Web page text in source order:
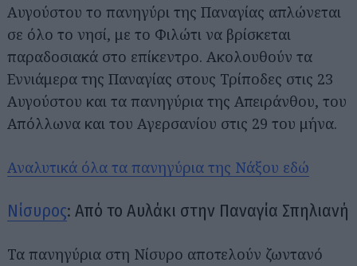
Αυγούστου το πανηγύρι της Παναγίας απλώνεται
σε όλο το νησί, με το Φιλώτι να βρίσκεται
παραδοσιακά στο επίκεντρο. Ακολουθούν τα
Εννιάμερα της Παναγίας στους Τρίποδες στις 23
Αυγούστου και τα πανηγύρια της Απειράνθου, του
Απόλλωνα και του Αγερσανίου στις 29 του μήνα.
Αναλυτικά όλα τα πανηγύρια της Νάξου εδώ
Νίσυρος: Από το Αυλάκι στην Παναγία Σπηλιανή
Τα πανηγύρια στη Νίσυρο αποτελούν ζωντανό
για...